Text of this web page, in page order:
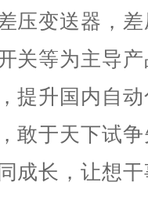
压变送器，
关等为主导
提升国内自
敢于天下试
成长，让想